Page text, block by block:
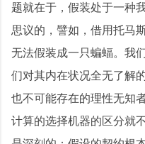
题就在于，假装处于一种
思议的，譬如，借用托马
无法假装成一只蝙蝠。我
们对其内在状况全无了解
也不可能存在的理性无知
计算的选择机器的区分就